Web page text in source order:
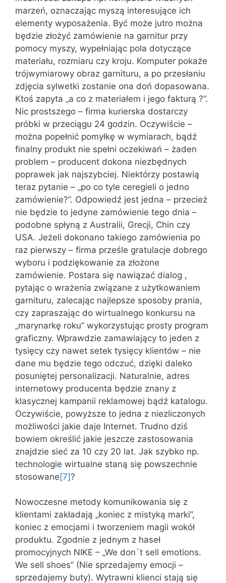
marzeń, oznaczając myszą interesujące ich
elementy wyposażenia. Być może jutro można
będzie złożyć zamówienie na garnitur przy
pomocy myszy, wypełniając pola dotyczące
materiału, rozmiaru czy kroju. Komputer pokaże
trójwymiarowy obraz garnituru, a po przesłaniu
zdjęcia sylwetki zostanie ona doń dopasowana.
Ktoś zapyta „a co z materiałem i jego fakturą ?”.
Nic prostszego – firma kurierska dostarczy
próbki w przeciągu 24 godzin. Oczywiście –
można popełnić pomyłkę w wymiarach, bądź
finalny produkt nie spełni oczekiwań – żaden
problem – producent dokona niezbędnych
poprawek jak najszybciej. Niektórzy postawią
teraz pytanie – „po co tyle ceregieli o jedno
zamówienie?”. Odpowiedź jest jedna – przecież
nie będzie to jedyne zamówienie tego dnia –
podobne spłyną z Australii, Grecji, Chin czy
USA. Jeżeli dokonano takiego zamówienia po
raz pierwszy – firma prześle gratulacje dobrego
wyboru i podziękowanie za złożone
zamówienie. Postara się nawiązać dialog ,
pytając o wrażenia związane z użytkowaniem
garnituru, zalecając najlepsze sposoby prania,
czy zapraszając do wirtualnego konkursu na
„marynarkę roku” wykorzystując prosty program
graficzny. Wprawdzie zamawiający to jeden z
tysięcy czy nawet setek tysięcy klientów – nie
dane mu będzie tego odczuć, dzięki daleko
posuniętej personalizacji. Naturalnie, adres
internetowy producenta będzie znany z
klasycznej kampanii reklamowej bądź katalogu.
Oczywiście, powyższe to jedna z niezliczonych
możliwości jakie daje Internet. Trudno dziś
bowiem określić jakie jeszcze zastosowania
znajdzie sieć za 10 czy 20 lat. Jak szybko np.
technologie wirtualne staną się powszechnie
stosowane[7]?
Nowoczesne metody komunikowania się z
klientami zakładają „koniec z mistyką marki”,
koniec z emocjami i tworzeniem magii wokół
produktu. Zgodnie z jednym z haseł
promocyjnych NIKE – „We don`t sell emotions.
We sell shoes” (Nie sprzedajemy emocji –
sprzedajemy buty). Wytrawni klienci stają się